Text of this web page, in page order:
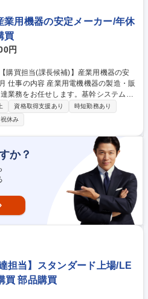
定的に購買するため、海外の資源開発
携わっていきます。将来的に海外勤務
業用機器の安定メーカー/年休
買
円
販
業務をお任せします。基幹システムを
来的には資材部を牽引するマネジメン
交渉（取引先はほぼ固定されており対
社内関連部署との納期・工程調整 ■法
資料作成 ■チーム運営のサポート、メ
連の事業計画立案・業務フロー改善の
資格取得支援あり
時短勤務あり
休み
か？
担当】スタンダード上場/LE
買 部品購買